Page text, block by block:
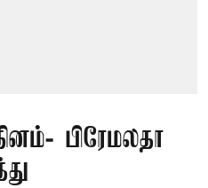
பிரேமலதா